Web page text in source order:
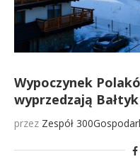
Wypoczynek
wyprzedzają Bałtyk
przez Zespół